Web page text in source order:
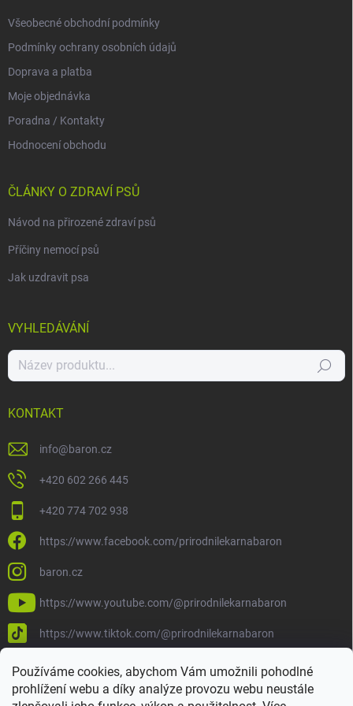
Používáme cookies, abychom Vám umožnili pohodlné
prohlížení webu a díky analýze provozu webu neustále
Všeobecné obchodní podmínky
Podmínky ochrany osobních údajů
Doprava a platba
Moje objednávka
Poradna / Kontakty
Hodnocení obchodu
ČLÁNKY O ZDRAVÍ PSŮ
Návod na přirozené zdraví psů
Příčiny nemocí psů
Jak uzdravit psa
VYHLEDÁVÁNÍ
Hledat
KONTAKT
info@baron.cz
+420 602 266 445
+420 774 702 938
https://www.facebook.com/prirodnilekarnabaron
baron.cz
https://www.youtube.com/@prirodnilekarnabaron
https://www.tiktok.com/@prirodnilekarnabaron